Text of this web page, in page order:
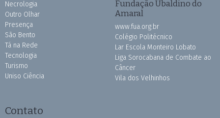
Necrologia
Outro Olhar
Presença
São Bento
Tá na Rede
Tecnologia
Turismo
Uniso Ciência
Fundação Ubaldino do
Amaral
www.fua.org.br
Colégio Politécnico
Lar Escola Monteiro Lobato
Liga Sorocabana de Combate ao
Câncer
Vila dos Velhinhos
Contato